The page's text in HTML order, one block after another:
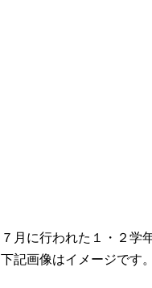
７月に行われた１・２学
下記画像はイメージで